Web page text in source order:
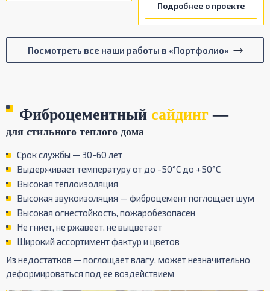
Подробнее о проекте
Посмотреть все наши работы в «Портфолио»
Фиброцементный сайдинг —
для стильного теплого дома
Срок службы — 30-60 лет
Выдерживает температуру от до -50°С до +50°С
Высокая теплоизоляция
Высокая звукоизоляция — фиброцемент поглощает шум
Высокая огнестойкость, пожаробезопасен
Не гниет, не ржавеет, не выцветает
Широкий ассортимент фактур и цветов
Из недостатков — поглощает влагу, может незначительно
деформироваться под ее воздействием